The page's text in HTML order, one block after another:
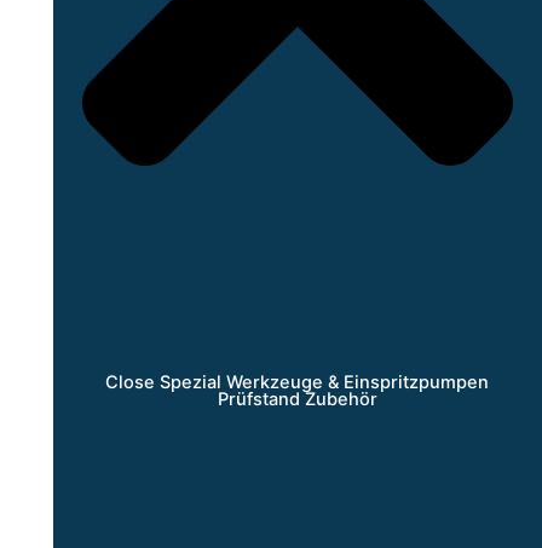
Close Spezial Werkzeuge & Einspritzpumpen
Prüfstand Zubehör